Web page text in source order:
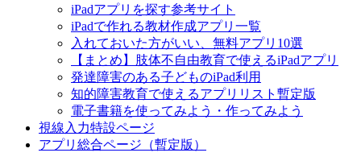
iPadアプリを探す参考サイト
iPadで作れる教材作成アプリ一覧
入れておいた方がいい、無料アプリ10選
【まとめ】肢体不自由教育で使えるiPadアプリ
発達障害のある子どものiPad利用
知的障害教育で使えるアプリリスト暫定版
電子書籍を使ってみよう・作ってみよう
視線入力特設ページ
アプリ総合ページ（暫定版）